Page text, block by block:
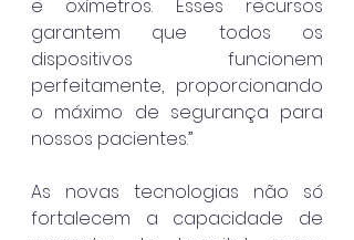
e oxímetros. Esses recursos
garantem que todos os
dispositivos funcionem
perfeitamente, proporcionando
o máximo de segurança para
nossos pacientes.”
As novas tecnologias não só
fortalecem a capacidade de